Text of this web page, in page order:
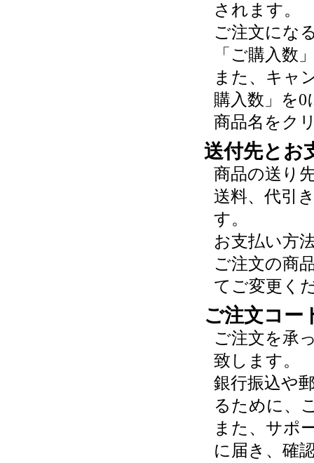
されます。
ご注文にな
「ご購入数
また、キャ
購入数」を
商品名をク
送付先とお
商品の送り
送料、代引
す。
お支払い方
ご注文の商
てご変更く
ご注文コー
ご注文を承
致します。
銀行振込や
るために、
また、サポ
に届き、確